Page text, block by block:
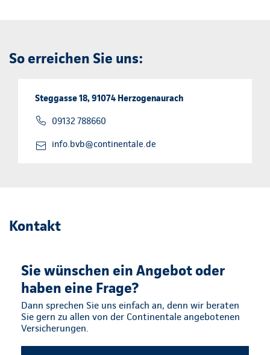
So erreichen Sie uns:
Steggasse 18, 91074 Herzogenaurach
09132 788660
info.bvb@continentale.de
Kontakt
Sie wünschen ein Angebot oder
haben eine Frage?
Dann sprechen Sie uns einfach an, denn wir beraten
Sie gern zu allen von der Continentale angebotenen
Versicherungen.